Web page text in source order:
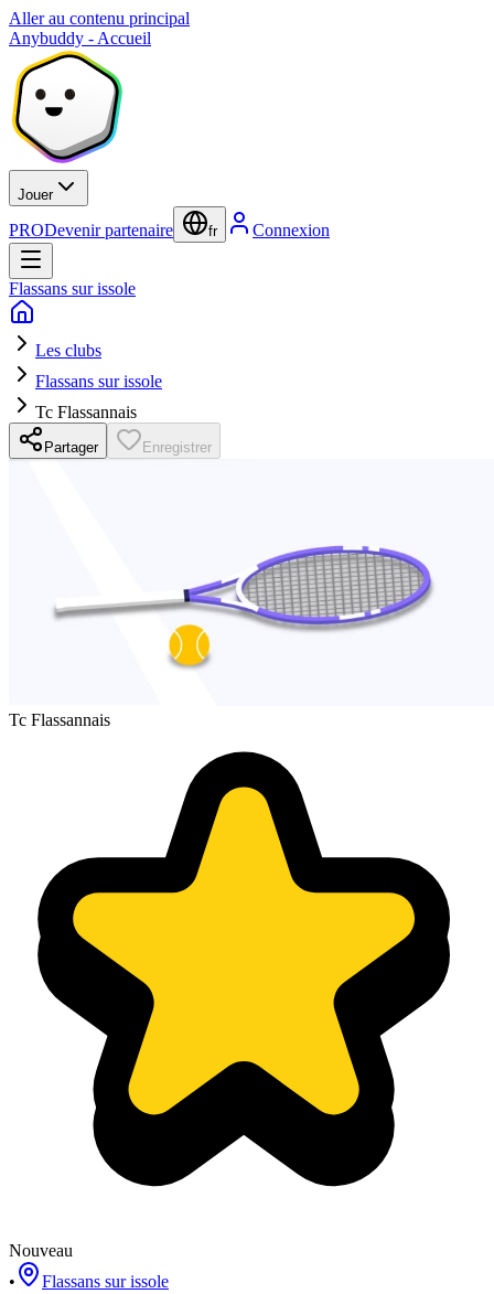
Aller au contenu principal
Anybuddy - Accueil
Jouer
PRODevenir partenaire fr Connexion
Flassans sur issole
Les clubs
Flassans sur issole
Tc Flassannais
Partager Enregistrer
Tc Flassannais
Nouveau
•
Flassans sur issole